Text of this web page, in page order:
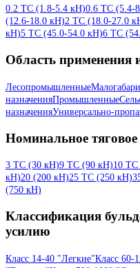
0.2 ТС (1.8-5.4 кН)0.6 ТС (5.4-
(12.6-18.0 кН)2 ТС (18.0-27.0
кН)5 ТС (45.0-54.0 кН)6 ТС
Область применения
Лесопромышленные
назначенияПромышленные
назначенияУниверсально-
Номинальное тяговое
3 ТС (30 кН)9 ТС (90 кН)10 ТС
кН)20 (200 кН)25 ТС (250 кН)
(750 кН)
Классификация
усилию
Класс 14-40 "Легкие"Класс 60-